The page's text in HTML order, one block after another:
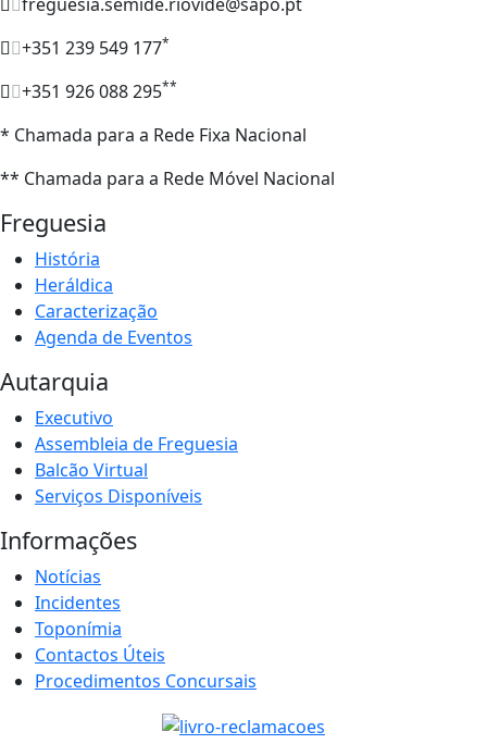
+351 239 549 177*
+351 926 088 295**
* Chamada para a Rede Fixa Nacional
** Chamada para a Rede Móvel Nacional
Freguesia
História
Heráldica
Caracterização
Agenda de Eventos
Autarquia
Executivo
Assembleia de Freguesia
Balcão Virtual
Serviços Disponíveis
Informações
Notícias
Incidentes
Toponímia
Contactos Úteis
Procedimentos Concursais